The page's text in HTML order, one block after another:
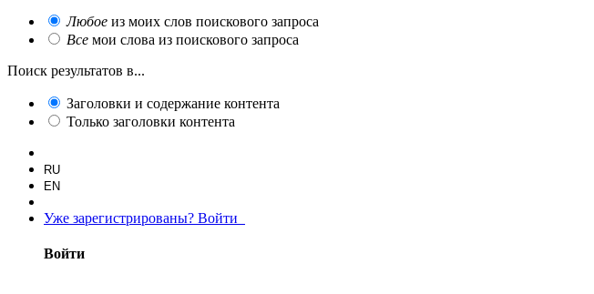
Любое из моих слов поискового запроса
Все мои слова из поискового запроса
Поиск результатов в...
Заголовки и содержание контента
Только заголовки контента
RU
EN
Уже зарегистрированы? Войти
Войти